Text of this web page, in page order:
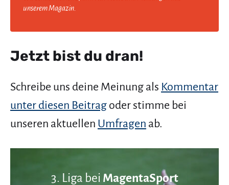
unserem Magazin.
Jetzt bist du dran!
Schreibe uns deine Meinung als Kommentar
unter diesen Beitrag oder stimme bei
unseren aktuellen Umfragen ab.
3. Liga bei MagentaSport